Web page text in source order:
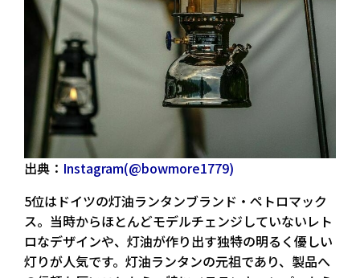
出典： Instagram(@bowmore1779)
5位はドイツの灯油ランタンブランド・ペトロマック
ス。当時からほとんどモデルチェンジしていないレト
ロなデザインや、灯油が作り出す独特の明るく優しい
灯りが人気です。灯油ランタンの元祖であり、製品へ